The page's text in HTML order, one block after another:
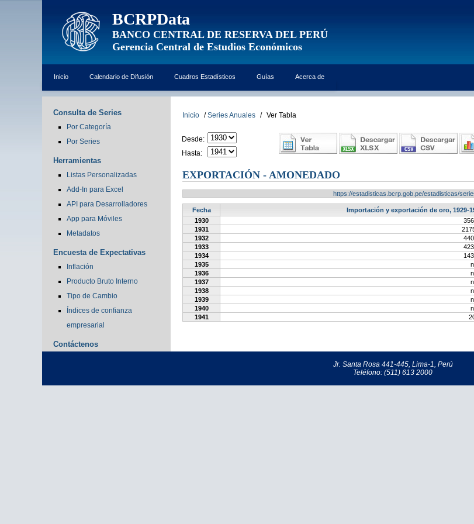
BCRPData
BANCO CENTRAL DE RESERVA DEL PERÚ
Gerencia Central de Estudios Económicos
Inicio Calendario de Difusión Cuadros Estadísticos Guías Acerca de
Consulta de Series
Por Categoría
Por Series
Herramientas
Listas Personalizadas
Add-In para Excel
API para Desarrolladores
App para Móviles
Metadatos
Encuesta de Expectativas
Inflación
Producto Bruto Interno
Tipo de Cambio
Índices de confianza
empresarial
Contáctenos
Inicio / Series Anuales / Ver Tabla
Desde:
Hasta:
EXPORTACIÓN - AMONEDADO
https://estadisticas.bcrp.gob.pe/estadisticas/
Fecha
Importación y exportación de oro, 1929-
1930
1931
1932
1933
1934
1935
1936
1937
1938
1939
1940
1941
Jr. Santa Rosa 441-445, Lima-1, Perú
Teléfono: (511) 613 2000